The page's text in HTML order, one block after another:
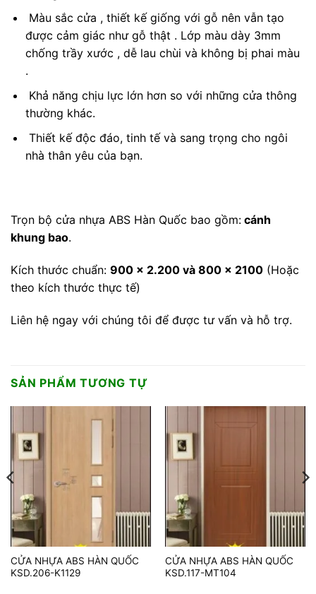
Màu sắc cửa , thiết kế giống với gỗ nên vẫn tạo
được cảm giác như gỗ thật . Lớp màu dày 3mm
chống trầy xước , dễ lau chùi và không bị phai màu
.
Khả năng chịu lực lớn hơn so với những cửa thông
thường khác.
Thiết kế độc đáo, tinh tế và sang trọng cho ngôi
nhà thân yêu của bạn.
Trọn bộ cửa nhựa ABS Hàn Quốc bao gồm: cánh
khung bao.
Kích thước chuẩn: 900 x 2.200 và 800 x 2100 (Hoặc
theo kích thước thực tế)
Liên hệ ngay với chúng tôi để được tư vấn và hỗ trợ.
SẢN PHẨM TƯƠNG TỰ
CỬA NHỰA ABS HÀN QUỐC
KSD.206-K1129
CỬA NHỰA ABS HÀN QUỐC
KSD.117-MT104